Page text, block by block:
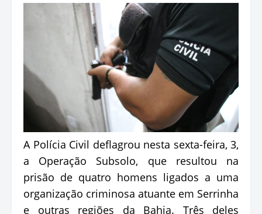
A Polícia Civil deflagrou nesta sexta-feira, 3,
a Operação Subsolo, que resultou na
prisão de quatro homens ligados a uma
organização criminosa atuante em Serrinha
e outras regiões da Bahia. Três deles